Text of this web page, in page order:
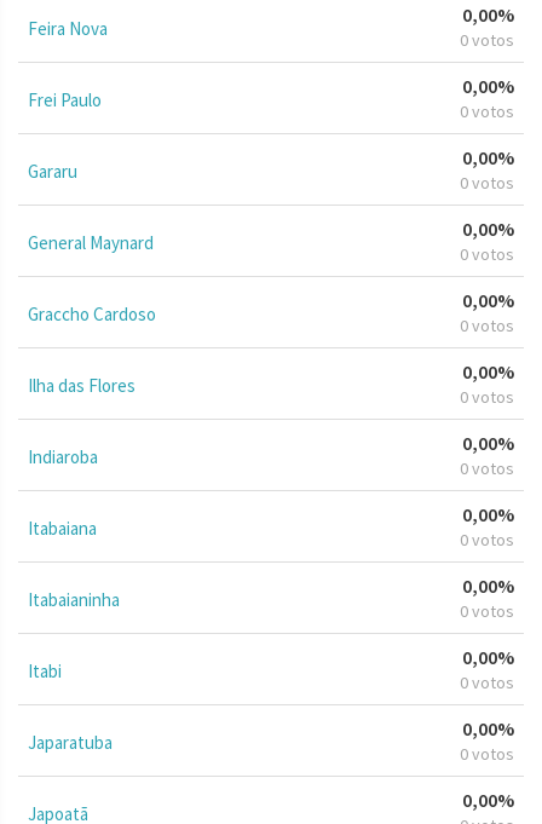
Feira Nova
0,00%
0 votos
Frei Paulo
0,00%
0 votos
Gararu
0,00%
0 votos
General Maynard
0,00%
0 votos
Graccho Cardoso
0,00%
0 votos
Ilha das Flores
0,00%
0 votos
Indiaroba
0,00%
0 votos
Itabaiana
0,00%
0 votos
Itabaianinha
0,00%
0 votos
Itabi
0,00%
0 votos
Japaratuba
0,00%
0 votos
Japoatã
0,00%